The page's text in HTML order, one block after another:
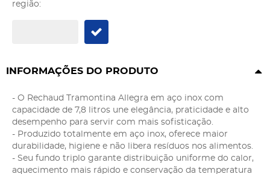
região:
INFORMAÇÕES DO PRODUTO
- O Rechaud Tramontina Allegra em aço inox com
capacidade de 7,8 litros une elegância, praticidade e alto
desempenho para servir com mais sofisticação.
- Produzido totalmente em aço inox, oferece maior
durabilidade, higiene e não libera resíduos nos alimentos.
- Seu fundo triplo garante distribuição uniforme do calor,
aquecimento mais rápido e conservação da temperatura